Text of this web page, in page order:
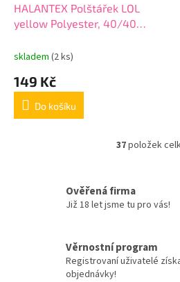
HALANTEX Polštářek LOL
yellow Polyester, 40/40
skladem (2 ks)
149 Kč
Do košíku
O
d
í
p
37položek
Ověřená firma
Již 18 let jsme tu pro vás!
Věrnostní program
Registrovaní uživatelé
objednávky!